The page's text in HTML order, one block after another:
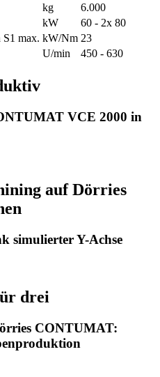
kg
6.000
kW
60 - 2x 80
S1 max. kW/Nm 23
U/min 450 - 630
VCE 2000 in
auf Dörries
simulierter Y-Achse
drei
CONTUMAT: